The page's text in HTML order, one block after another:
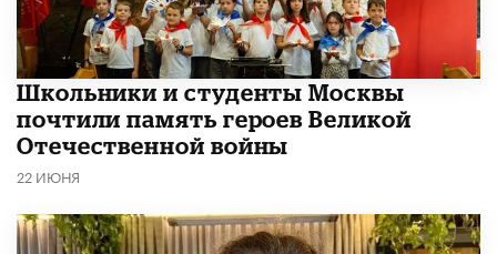
Школьники и студенты Москвы
почтили память героев Великой
Отечественной войны
22 ИЮНЯ